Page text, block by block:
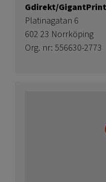
Gdirekt/GigantPrint
Platinagatan 6
602 23 Norrköping
Org. nr: 556630-2773